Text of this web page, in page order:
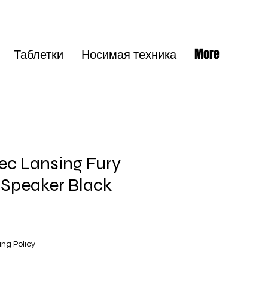
Таблетки Носимая техника More
Lansing Fury
Black
Policy